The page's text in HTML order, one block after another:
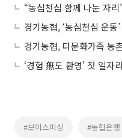
“농심천심 함께 나눈 자
경기농협, ‘농심천심 운
‘경험 無도 환영’ 첫 일자
#보이스피싱 #농협은행